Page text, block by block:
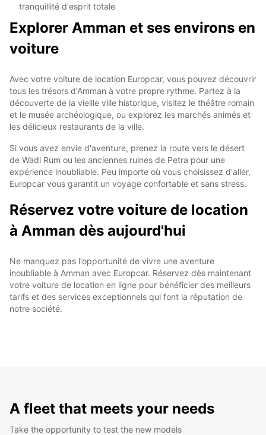
tranquillité d'esprit totale
Explorer Amman et ses environs en
voiture
Avec votre voiture de location Europcar, vous pouvez découvrir
tous les trésors d'Amman à votre propre rythme. Partez à la
découverte de la vieille ville historique, visitez le théâtre romain
et le musée archéologique, ou explorez les marchés animés et
les délicieux restaurants de la ville.
Si vous avez envie d'aventure, prenez la route vers le désert
de Wadi Rum ou les anciennes ruines de Petra pour une
expérience inoubliable. Peu importe où vous choisissez d'aller,
Europcar vous garantit un voyage confortable et sans stress.
Réservez votre voiture de location
à Amman dès aujourd'hui
Ne manquez pas l'opportunité de vivre une aventure
inoubliable à Amman avec Europcar. Réservez dès maintenant
votre voiture de location en ligne pour bénéficier des meilleurs
tarifs et des services exceptionnels qui font la réputation de
notre société.
A fleet that meets your needs
Take the opportunity to test the new models